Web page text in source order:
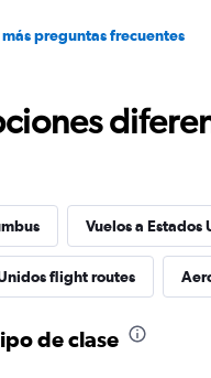
más preguntas frecuentes
Vuelos a Estados
flight routes
de clase